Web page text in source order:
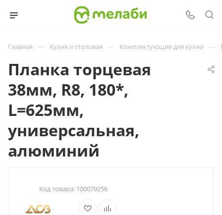
Главная — Кухня и столовая — Комплектующие для кухни —
Планка торцевая
38мм, R8, 180*,
L=625мм,
универсальная,
алюминий
Код товара: 100079256